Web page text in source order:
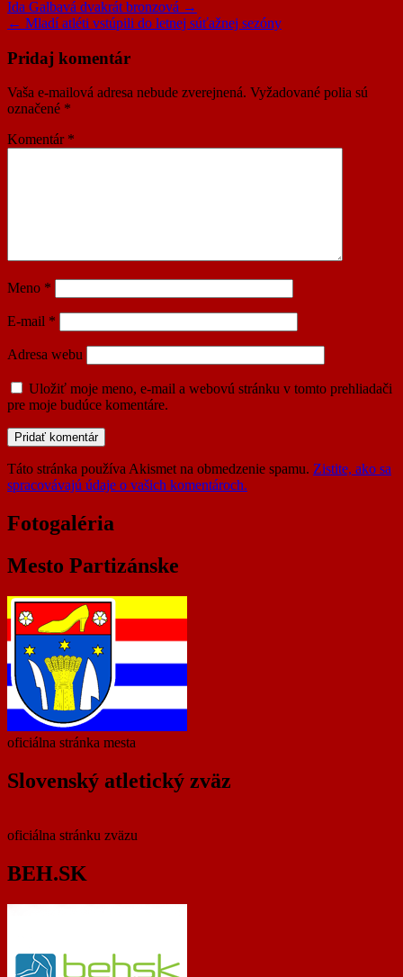
Navigácia
v
článku
Ida Galbavá dvakrát bronzová →
← Mladí atléti vstúpili do letnej súťažnej sezóny
Pridaj komentár
Vaša e-mailová adresa nebude zverejnená. Vyžadované polia sú
označené *
Komentár *
Meno *
E-mail *
Adresa webu
Uložiť moje meno, e-mail a webovú stránku v tomto prehliadači
pre moje budúce komentáre.
Táto stránka používa Akismet na obmedzenie spamu. Zistite, ako sa
spracovávajú údaje o vašich komentároch.
Fotogaléria
Mesto Partizánske
oficiálna stránka mesta
Slovenský atletický zväz
oficiálna stránku zväzu
BEH.SK